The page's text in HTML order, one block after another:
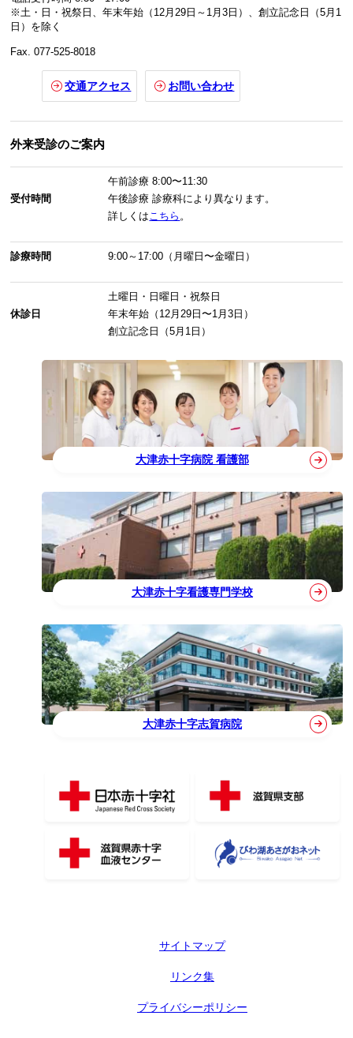
※土・日・祝祭日、年末年始（12月29日～1月3日）、創立記念日（5月1
日）を除く
Fax. 077-525-8018
交通アクセス お問い合わせ
外来受診のご案内
受付時間
午前診療8:00〜11:30
午後診療診療科により異なります。
詳しくはこちら 。
診療時間 9:00～17:00（月曜日〜金曜日）
休診日
土曜日・日曜日・祝祭日
年末年始（12月29日〜1月3日）
創立記念日（5月1日）
大津赤十字病院 看護部
大津赤十字看護専門学校
大津赤十字志賀病院
サイトマップ
リンク集
プライバシーポリシー